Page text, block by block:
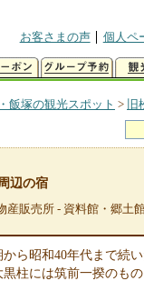
お客さまの声
個人ペ
飯塚の観光スポット >
辺の宿
産販売所 - 資料館・郷土
から昭和40年代まで続
柱には筑前一揆のも